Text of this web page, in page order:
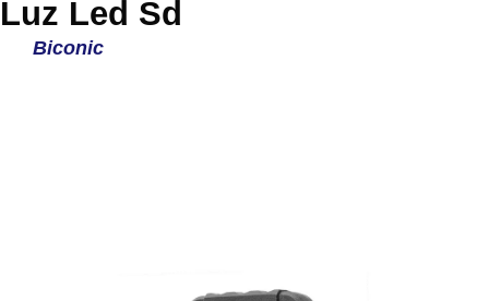
Luz Led Sd
Biconic